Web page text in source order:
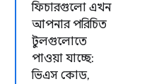
ফিচারগুলো এখন
আপনার পরিচিত
টুলগুলোতে
পাওয়া যাচ্ছে:
ভিএস কোড,